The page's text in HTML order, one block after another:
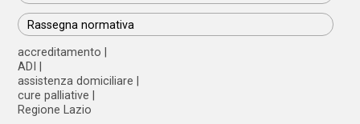
Rassegna normativa
accreditamento
ADI
assistenza domiciliare
cure palliative
Regione Lazio